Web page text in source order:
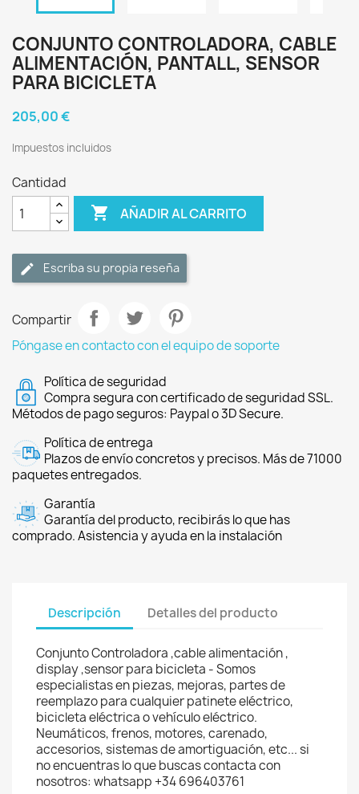
CONJUNTO CONTROLADORA, CABLE
ALIMENTACIÓN, PANTALL, SENSOR
PARA BICICLETA
205,00 €
Impuestos incluidos
Cantidad
 AÑADIR AL CARRITO
Escriba su propia reseña
Compartir
Póngase en contacto con el equipo de soporte
Política de seguridad
Compra segura con certificado de seguridad SSL.
Métodos de pago seguros: Paypal o 3D Secure.
Política de entrega
Plazos de envío concretos y precisos. Más de 71000
paquetes entregados.
Garantía
Garantía del producto, recibirás lo que has
comprado. Asistencia y ayuda en la instalación
Descripción Detalles del producto
Conjunto Controladora ,cable alimentación ,
display ,sensor para bicicleta - Somos
especialistas en piezas, mejoras, partes de
reemplazo para cualquier patinete eléctrico,
bicicleta eléctrica o vehículo eléctrico.
Neumáticos, frenos, motores, carenado,
accesorios, sistemas de amortiguación, etc... si
no encuentras lo que buscas contacta con
nosotros: whatsapp +34 696403761